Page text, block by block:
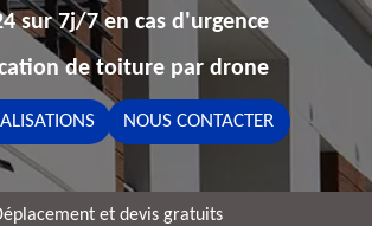
sur 7j/7 en cas d'urgence
de toiture par drone
NOUS CONTACTER
et devis gratuits